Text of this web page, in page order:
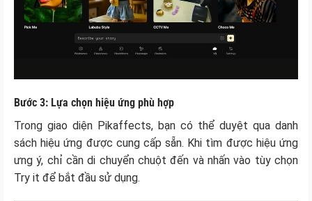
Bước 3: Lựa chọn hiệu ứng phù hợp
Trong giao diện Pikaffects, bạn có thể duyệt qua danh
sách hiệu ứng được cung cấp sẵn. Khi tìm được hiệu ứng
ưng ý, chỉ cần di chuyển chuột đến và nhấn vào tùy chọn
Try it để bắt đầu sử dụng.